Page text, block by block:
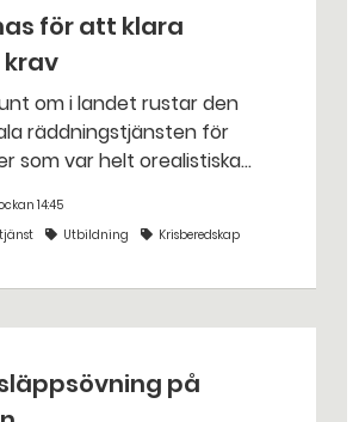
för att klara
räddningstjänsten för
som var helt orealistiska
granater och hot
drönare i det
14:45
Utbildning Krisberedskap
på